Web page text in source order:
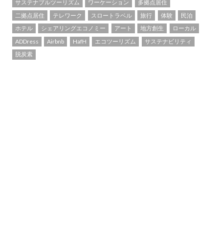
サステナブルツーリズム ワーケーション
多拠点居住
二拠点居住
テレワーク スロートラベル 旅行 体験
民泊
ホテル
シェアリングエコノミー アート 地方創生
ローカル
ADDress
Airbnb HafH エコツーリズム
サステナビリティ
脱炭素